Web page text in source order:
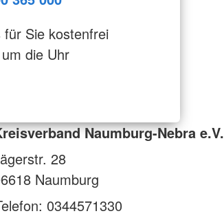
für Sie kostenfrei
die Uhr
Naumburg-Nebra e.V.
28
Naumburg
0344571330